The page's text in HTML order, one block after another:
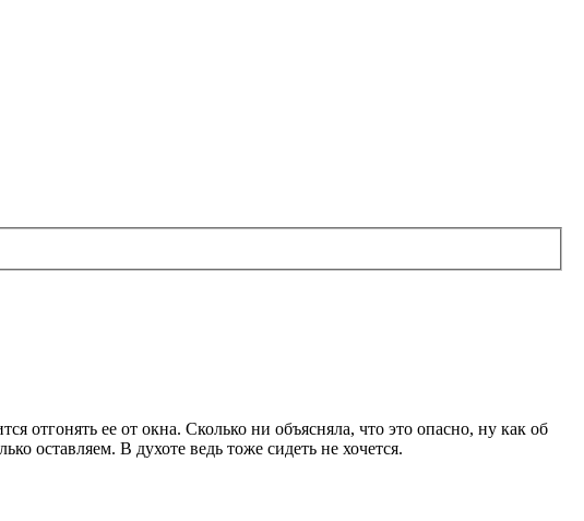
отгонять ее от окна. Сколько ни объясняла, что это опасно, ну как об
оставляем. В духоте ведь тоже сидеть не хочется.